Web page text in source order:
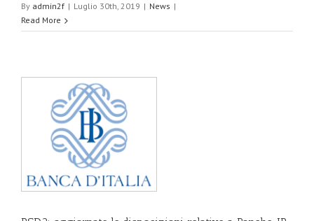
By admin2f | Luglio 30th, 2019 | News |
Read More